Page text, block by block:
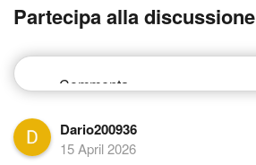
Partecipa alla discussione
Dario200936
15 April 2026